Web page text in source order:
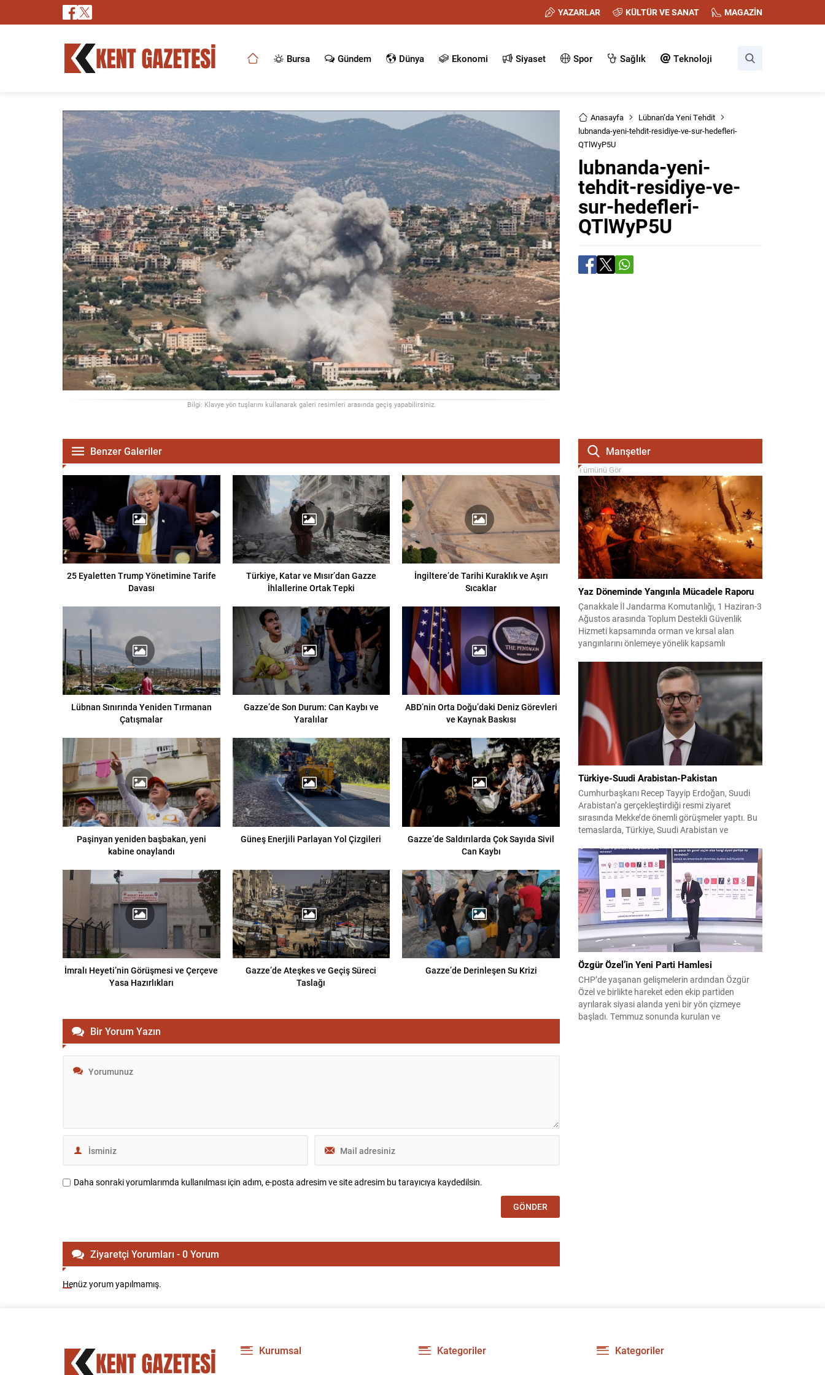
YAZARLAR KÜLTÜR VE SANAT MAGAZİN
Bursa Gündem Dünya Ekonomi Siyaset Spor Sağlık Teknoloji
Bilgi: Klavye yön tuşlarını kullanarak galeri resimleri arasında geçiş yapabilirsiniz.
Anasayfa
Lübnan’da Yeni Tehdit
lubnanda-yeni-tehdit-residiye-ve-sur-hedefleri-
QTlWyP5U
lubnanda-yeni-
tehdit-residiye-ve-
sur-hedefleri-
QTlWyP5U
Benzer Galeriler
25 Eyaletten Trump Yönetimine Tarife
Davası
Türkiye, Katar ve Mısır’dan Gazze
İhlallerine Ortak Tepki
İngiltere’de Tarihi Kuraklık ve Aşırı
Sıcaklar
Lübnan Sınırında Yeniden Tırmanan
Çatışmalar
Gazze’de Son Durum: Can Kaybı ve
Yaralılar
ABD’nin Orta Doğu’daki Deniz Görevleri
ve Kaynak Baskısı
Paşinyan yeniden başbakan, yeni
kabine onaylandı
Güneş Enerjili Parlayan Yol Çizgileri
Gazze’de Saldırılarda Çok Sayıda Sivil
Can Kaybı
İmralı Heyeti’nin Görüşmesi ve Çerçeve
Yasa Hazırlıkları
Gazze’de Ateşkes ve Geçiş Süreci
Taslağı
Gazze’de Derinleşen Su Krizi
Bir Yorum Yazın
Daha sonraki yorumlarımda kullanılması için adım, e-posta adresim ve site adresim bu tarayıcıya kaydedilsin.
Ziyaretçi Yorumları - 0 Yorum
Henüz yorum yapılmamış.
Manşetler
Tümünü Gör
Yaz Döneminde Yangınla Mücadele Raporu
Çanakkale İl Jandarma Komutanlığı, 1 Haziran-3
Ağustos arasında Toplum Destekli Güvenlik
Hizmeti kapsamında orman ve kırsal alan
yangınlarını önlemeye yönelik kapsamlı
görev yapan 178 tim ve 742 personel, sahada
aktif olarak halkı bilinçlendirdi ve denetim
faaliyetleri gerçekleştirdi. Faaliyetler esnasında
bin 315 biçerdöver ve balya...
Türkiye-Suudi Arabistan-Pakistan
Cumhurbaşkanı Recep Tayyip Erdoğan, Suudi
Arabistan’a gerçekleştirdiği resmi ziyaret
sırasında Mekke’de önemli görüşmeler yaptı. Bu
temaslarda, Türkiye, Suudi Arabistan ve
birliği çerçevesi oluşturuldu. Ziyaretin en somut
çıktısı, üç ülkenin imza attığı Mekke Ortak
Savunma Anlaşması oldu. Anlaşma; ortak
güvenlik yaklaşımıyla bölgesel barış, istikrar...
Özgür Özel’in Yeni Parti Hamlesi
CHP’de yaşanan gelişmelerin ardından Özgür
Özel ve birlikte hareket eden ekip partiden
ayrılarak siyasi alanda yeni bir yön çizmeye
başladı. Temmuz sonunda kurulan ve
Kurumsal Kategoriler Kategoriler